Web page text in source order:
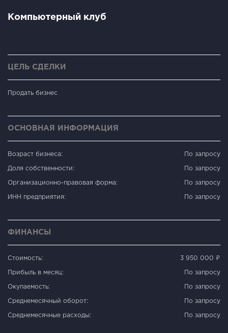
Компьютерный клуб
ЦЕЛЬ СДЕЛКИ
Продать бизнес
ОСНОВНАЯ ИНФОРМАЦИЯ
Возраст бизнеса: По запросу
Доля собственности: По запросу
Организационно-правовая форма: По запросу
ИНН предприятия: По запросу
ФИНАНСЫ
Стоимость: 3 950 000 ₽
Прибыль в месяц: По запросу
Окупаемость: По запросу
Среднемесячный оборот: По запросу
Среднемесячные расходы: По запросу